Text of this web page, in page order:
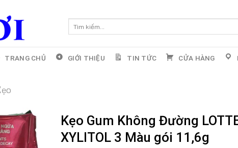
kiếm:
TRANG CHỦ GIỚI THIỆU TIN TỨC CỬA HÀNG
Kẹo Gum Không Đường
XYLITOL 3 Màu gói 11,6g